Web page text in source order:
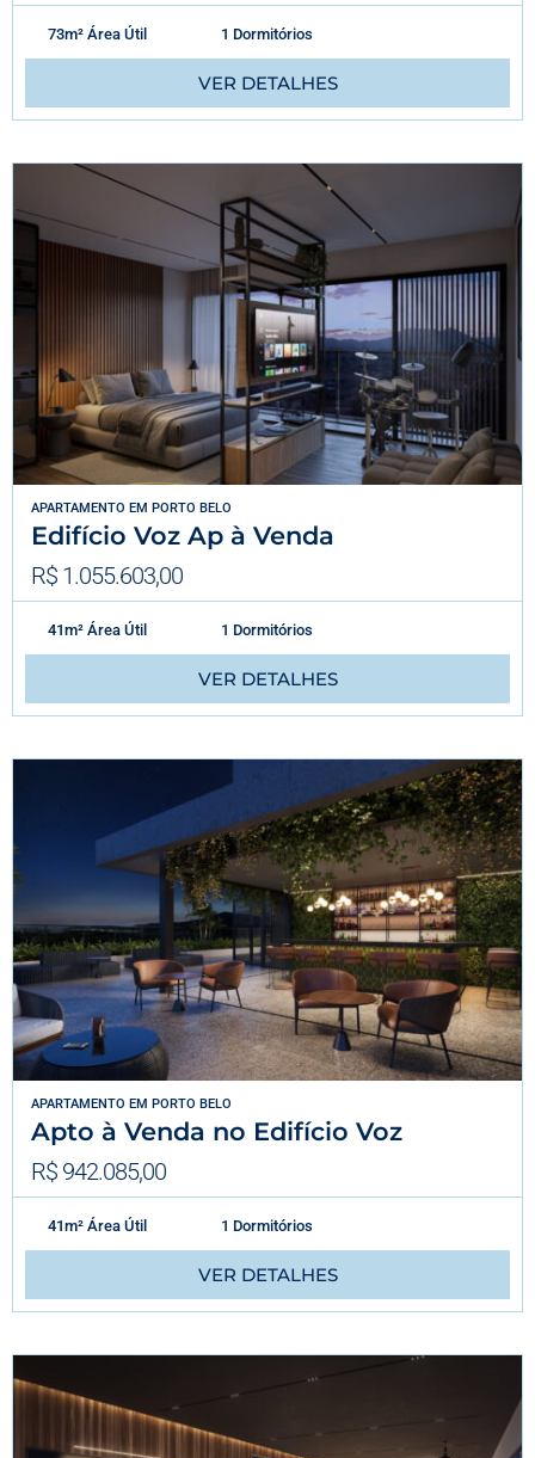
73m² Área Útil 1 Dormitórios
VER DETALHES
APARTAMENTO EM PORTO BELO
Edifício Voz Ap à Venda
R$ 1.055.603,00
41m² Área Útil 1 Dormitórios
VER DETALHES
APARTAMENTO EM PORTO BELO
Apto à Venda no Edifício Voz
R$ 942.085,00
41m² Área Útil 1 Dormitórios
VER DETALHES